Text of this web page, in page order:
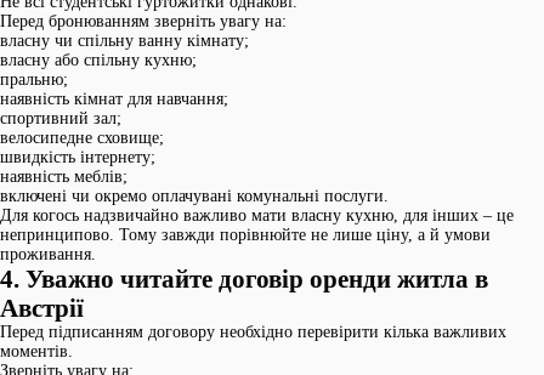
Перед бронюванням зверніть увагу на:
власну чи спільну ванну кімнату;
власну або спільну кухню;
пральню;
наявність кімнат для навчання;
спортивний зал;
велосипедне сховище;
швидкість інтернету;
наявність меблів;
включені чи окремо оплачувані комунальні послуги.
Для когось надзвичайно важливо мати власну кухню, для інших – це
непринципово. Тому завжди порівнюйте не лише ціну, а й умови
проживання.
4. Уважно читайте договір оренди житла в
Австрії
Перед підписанням договору необхідно перевірити кілька важливих
моментів.
Зверніть увагу на: